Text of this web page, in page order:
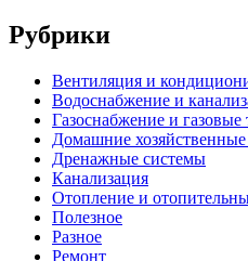
Рубрики
Вентиляция и
Водоснабжение и
Газоснабжение и газовые
Домашние
Дренажные системы
Канализация
Отопление и
Полезное
Разное
Ремонт